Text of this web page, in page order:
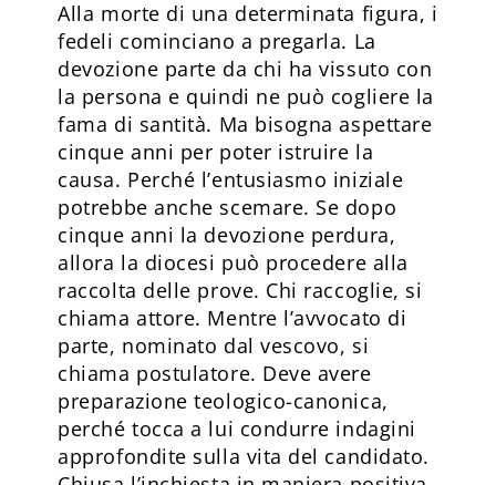
Alla morte di una determinata figura, i
fedeli cominciano a pregarla. La
devozione parte da chi ha vissuto con
la persona e quindi ne può cogliere la
fama di santità. Ma bisogna aspettare
cinque anni per poter istruire la
causa. Perché l’entusiasmo iniziale
potrebbe anche scemare. Se dopo
cinque anni la devozione perdura,
allora la diocesi può procedere alla
raccolta delle prove. Chi raccoglie, si
chiama attore. Mentre l’avvocato di
parte, nominato dal vescovo, si
chiama postulatore. Deve avere
preparazione teologico-canonica,
perché tocca a lui condurre indagini
approfondite sulla vita del candidato.